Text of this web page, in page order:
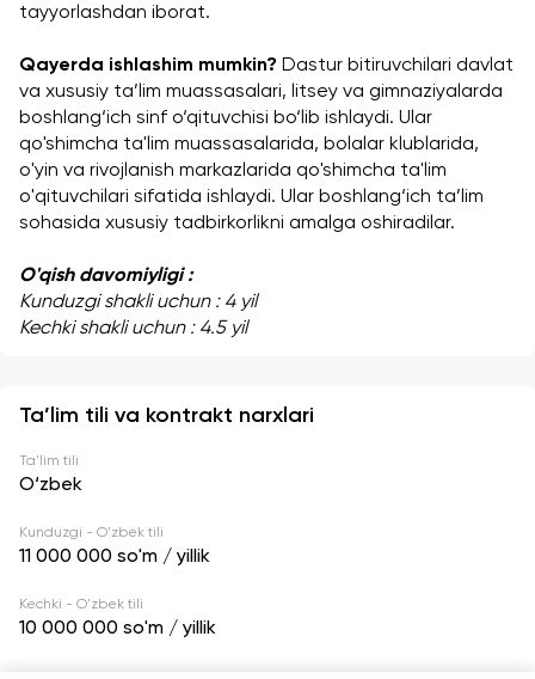
tayyorlashdan iborat.
Qayerda ishlashim mumkin? Dastur bitiruvchilari davlat
va xususiy ta’lim muassasalari, litsey va gimnaziyalarda
boshlang‘ich sinf o‘qituvchisi bo‘lib ishlaydi. Ular
qo'shimcha ta'lim muassasalarida, bolalar klublarida,
o'yin va rivojlanish markazlarida qo'shimcha ta'lim
o'qituvchilari sifatida ishlaydi. Ular boshlang‘ich ta’lim
sohasida xususiy tadbirkorlikni amalga oshiradilar.
O'qish davomiyligi :
Kunduzgi shakli uchun : 4 yil
Kechki shakli uchun : 4.5 yil
Ta’lim tili va kontrakt narxlari
Ta'lim tili
O‘zbek
Kunduzgi - O'zbek tili
11 000 000 so'm / yillik
Kechki - O'zbek tili
10 000 000 so'm / yillik